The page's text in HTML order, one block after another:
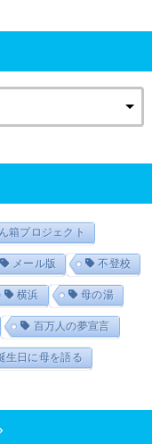
箱プロジェクト
メール版 不登校
横浜 母の湯
百万人の夢宣言
生日に母を語る